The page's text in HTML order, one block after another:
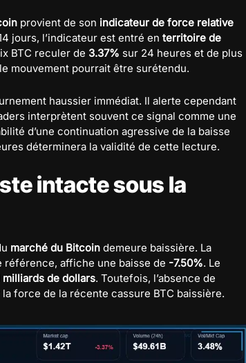
provient de son indicateur de force relative
jours, l’indicateur est entré en territoire de
BTC reculer de 3.37% sur 24 heures et de plus
mouvement pourrait être surétendu.
haussier immédiat. Il alerte cependant
interprètent souvent ce signal comme une
d’une continuation agressive de la baisse
déterminera la validité de cette lecture.
intacte sous la
marché du Bitcoin demeure baissière. La
affiche une baisse de -7.50%. Le
milliards de dollars. Toutefois, l’absence de
force de la récente cassure BTC baissière.